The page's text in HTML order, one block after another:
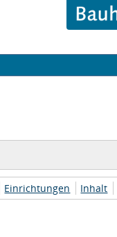
Einrichtungen Inhalt